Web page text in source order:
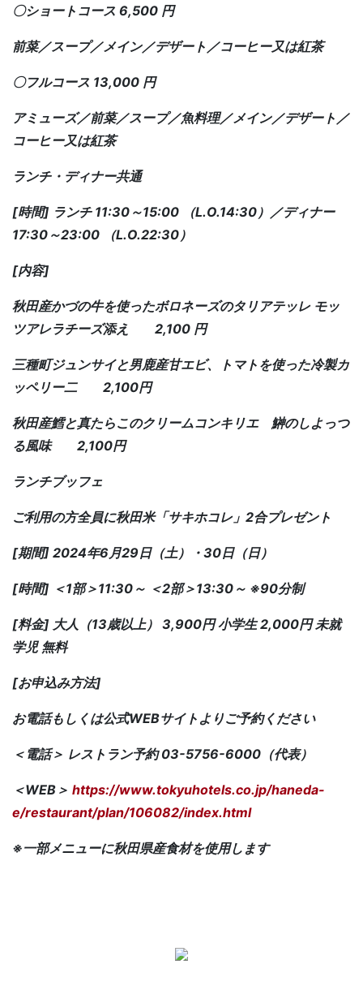
〇ショートコース 6,500 円
前菜／スープ／メイン／デザート／コーヒー又は紅茶
〇フルコース 13,000 円
アミューズ／前菜／スープ／魚料理／メイン／デザート／
コーヒー又は紅茶
ランチ・ディナー共通
[時間] ランチ 11:30～15:00 （L.O.14:30）／ディナー
17:30～23:00 （L.O.22:30）
[内容]
秋田産かづの牛を使ったボロネーズのタリアテッレ モッ
ツアレラチーズ添え 2,100 円
三種町ジュンサイと男鹿産甘エビ、トマトを使った冷製カ
ッペリー二 2,100円
秋田産鱈と真たらこのクリームコンキリエ 鰰のしよっつ
る風味 2,100円
ランチブッフェ
ご利用の方全員に秋田米「サキホコレ」2合プレゼント
[期間] 2024年6月29日（土）・30日（日）
[時間] ＜1部＞11:30～ ＜2部＞13:30～ ※90分制
[料金] 大人（13歳以上） 3,900円 小学生 2,000円 未就
学児 無料
[お申込み方法]
お電話もしくは公式WEBサイトよりご予約ください
＜電話＞ レストラン予約 03-5756-6000（代表）
＜WEB＞ https://www.tokyuhotels.co.jp/haneda-
e/restaurant/plan/106082/index.html
※一部メニューに秋田県産食材を使用します